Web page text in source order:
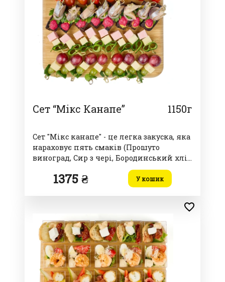
Сет “Мікс Канапе” 1150г
Сет "Мікс канапе" - це легка закуска, яка
нараховує пять смаків (Прошуто
виноград, Сир з чері, Бородинський хліб
з оселедцем, Шинка сир, виноград сир)
1375 ₴ У кошик